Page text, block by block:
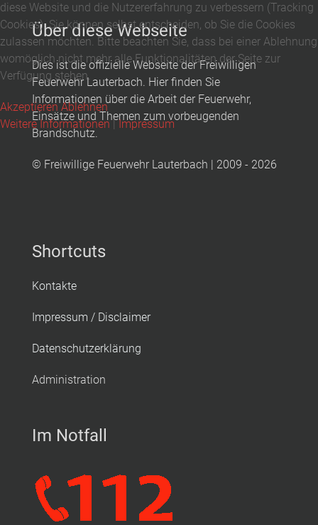
Über diese Webseite
Dies ist die offizielle Webseite der Freiwilligen
Feuerwehr Lauterbach. Hier finden Sie
Informationen über die Arbeit der Feuerwehr,
Einsätze und Themen zum vorbeugenden
Brandschutz.
© Freiwillige Feuerwehr Lauterbach | 2009 - 2026
Shortcuts
Kontakte
Impressum / Disclaimer
Datenschutzerklärung
Administration
Im Notfall
diese Website und die Nutzererfahrung zu verbessern (Tracking
Cookies). Sie können selbst entscheiden, ob Sie die Cookies
zulassen möchten. Bitte beachten Sie, dass bei einer Ablehnung
womöglich nicht mehr alle Funktionalitäten der Seite zur
Verfügung stehen.
Akzeptieren Ablehnen
Weitere Informationen|Impressum